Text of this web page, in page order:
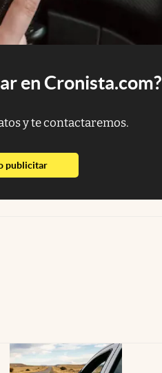
en Cronista.com?
y te contactaremos.
publicitarabre en nueva pestaña